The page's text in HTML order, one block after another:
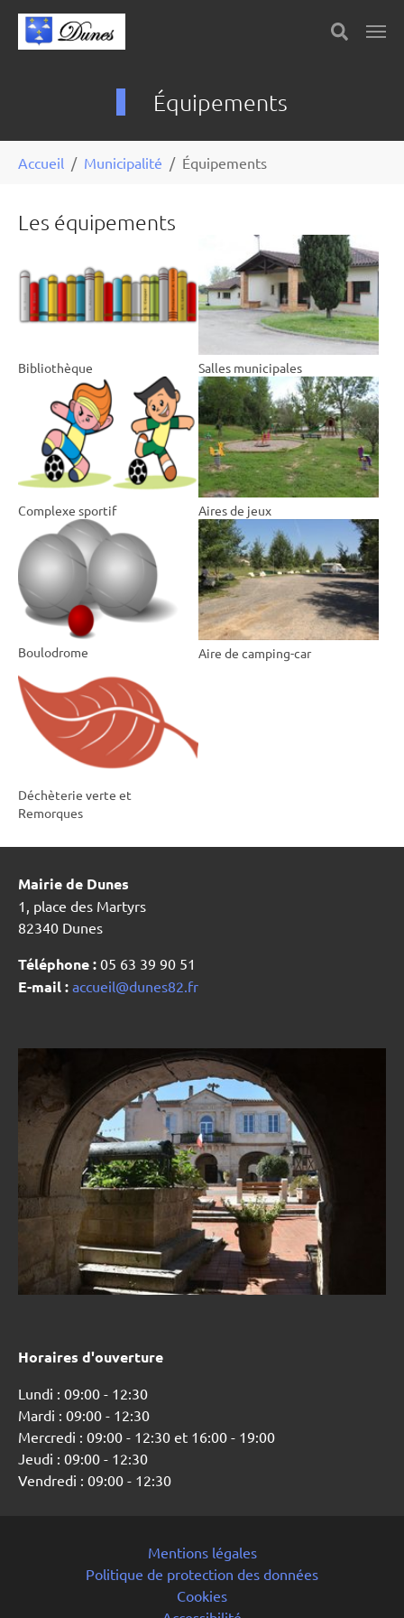
Skip to main content
Équipements
Accueil Municipalité Équipements
Bibliothèque Salles municipales
Complexe sportif Aires de jeux
Boulodrome Aire de camping-car
Déchèterie verte et
Remorques
Les équipements
Mairie de Dunes
1, place des Martyrs
82340 Dunes
Téléphone : 05 63 39 90 51
E-mail : accueil@dunes82.fr
Horaires d'ouverture
Lundi : 09:00 - 12:30
Mardi : 09:00 - 12:30
Mercredi : 09:00 - 12:30 et 16:00 - 19:00
Jeudi : 09:00 - 12:30
Vendredi : 09:00 - 12:30
Mentions légales
Politique de protection des données
Cookies
Panneau de gestion des cookies